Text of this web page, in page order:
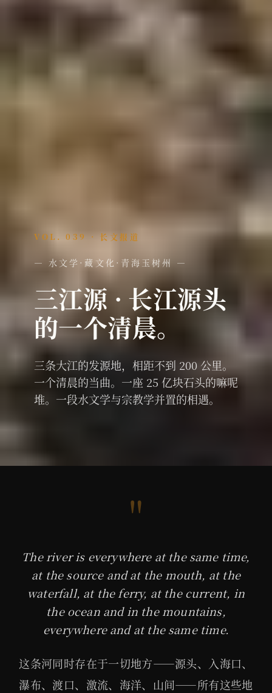
VOL. 039 · 长文报道
— 水文学·藏文化·青海玉树州 —
三江源 · 长江源头
的一个清晨。
三条大江的发源地，相距不到 200 公里。
一个清晨的当曲。一座 25 亿块石头的嘛呢
堆。一段水文学与宗教学并置的相遇。
"
The river is everywhere at the same time,
at the source and at the mouth, at the
waterfall, at the ferry, at the current, in
the ocean and in the mountains,
everywhere and at the same time.
这条河同时存在于一切地方——源头、入海口、
瀑布、渡口、激流、海洋、山间——所有这些地